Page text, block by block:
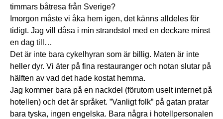
timmars båtresa från Sverige?
Imorgon måste vi åka hem igen, det känns alldeles för
tidigt. Jag vill dåsa i min strandstol med en deckare minst
en dag till…
Det är inte bara cykelhyran som är billig. Maten är inte
heller dyr. Vi äter på fina restauranger och notan slutar på
hälften av vad det hade kostat hemma.
Jag kommer bara på en nackdel (förutom uselt internet på
hotellen) och det är språket. ”Vanligt folk” på gatan pratar
bara tyska, ingen engelska. Bara några i hotellpersonalen